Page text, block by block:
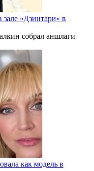
«Дзинтари» в
собрал аншлаги
как модель в